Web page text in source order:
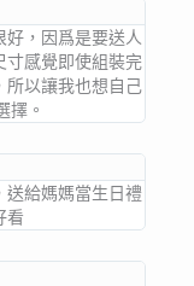
好，因爲是要送人
寸感覺即使組裝完
所以讓我也想自己
擇。
送給媽媽當生日禮
看